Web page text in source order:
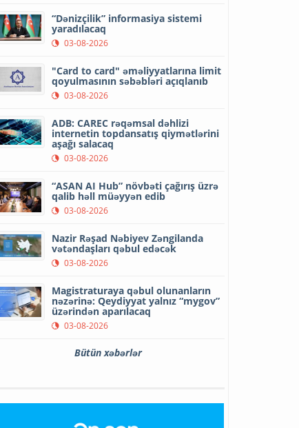
“Dənizçilik” informasiya sistemi
yaradılacaq
03-08-2026
"Card to card" əməliyyatlarına limit
qoyulmasının səbəbləri açıqlanıb
03-08-2026
ADB: CAREC rəqəmsal dəhlizi
internetin topdansatış qiymətlərini
aşağı salacaq
03-08-2026
“ASAN AI Hub” növbəti çağırış üzrə
qalib həll müəyyən edib
03-08-2026
Nazir Rəşad Nəbiyev Zəngilanda
vətəndaşları qəbul edəcək
03-08-2026
Magistraturaya qəbul olunanların
nəzərinə: Qeydiyyat yalnız “mygov”
üzərindən aparılacaq
03-08-2026
Bütün xəbərlər